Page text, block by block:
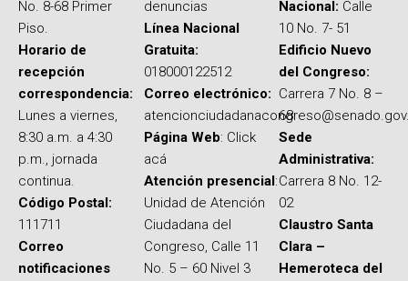
No. 8-68 Primer
Piso.
Horario de
recepción
correspondencia:
Lunes a viernes,
8:30 a.m. a 4:30
p.m., jornada
continua.
Código Postal:
111711
Correo
notificaciones
denuncias
Línea Nacional
Gratuita:
018000122512
Correo electrónico:
Página Web: Click
acá
Atención presencial:
Unidad de Atención
Ciudadana del
Congreso, Calle 11
No. 5 – 60 Nivel 3
Nacional: Calle
10 No. 7- 51
Edificio Nuevo
del Congreso:
Carrera 7 No. 8 –
68
Sede
Administrativa:
Carrera 8 No. 12-
02
Claustro Santa
Clara –
Hemeroteca del